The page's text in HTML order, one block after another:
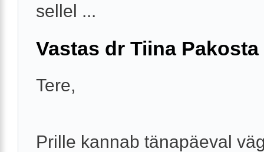
sellel ...
Vastas dr Tiina Pakosta
Tere,
Prille kannab tänapäeval